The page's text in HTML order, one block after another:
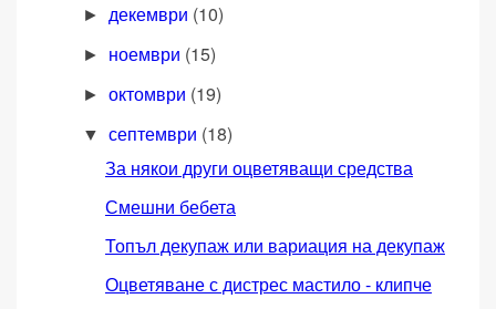
► декември (10)
► ноември (15)
►октомври (19)
▼септември (18)
За някои други оцветяващи средства
Смешни бебета
Топъл декупаж или вариация на декупаж
Оцветяване с дистрес мастило - клипче